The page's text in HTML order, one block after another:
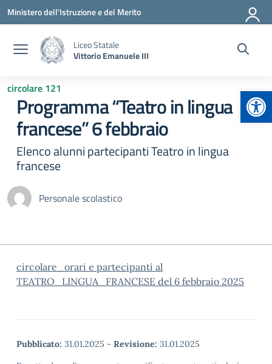
Vai ai contenuti
Vai al menu di navigazione
Vai al footer
Ministero dell'Istruzione e del Merito
Liceo Statale
Vittorio Emanuele III
circolare 121
Programma “Teatro in lingua
francese” 6 febbraio
Elenco alunni partecipanti Teatro in lingua
francese
Personale scolastico
circolare_orari e partecipanti al
TEATRO_LINGUA_FRANCESE del 6 febbraio 2025
Pubblicato: 31.01.2025 - Revisione: 31.01.2025